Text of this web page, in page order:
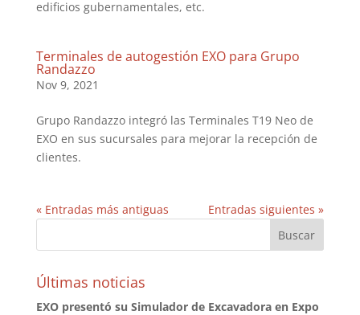
edificios gubernamentales, etc.
Terminales de autogestión EXO para Grupo
Randazzo
Nov 9, 2021
Grupo Randazzo integró las Terminales T19 Neo de
EXO en sus sucursales para mejorar la recepción de
clientes.
« Entradas más antiguas Entradas siguientes »
Últimas noticias
EXO presentó su Simulador de Excavadora en Expo